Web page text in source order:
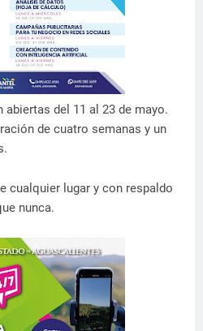
del 11 al 23 de mayo.
de cuatro semanas y un
cualquier lugar y con respaldo
nunca.